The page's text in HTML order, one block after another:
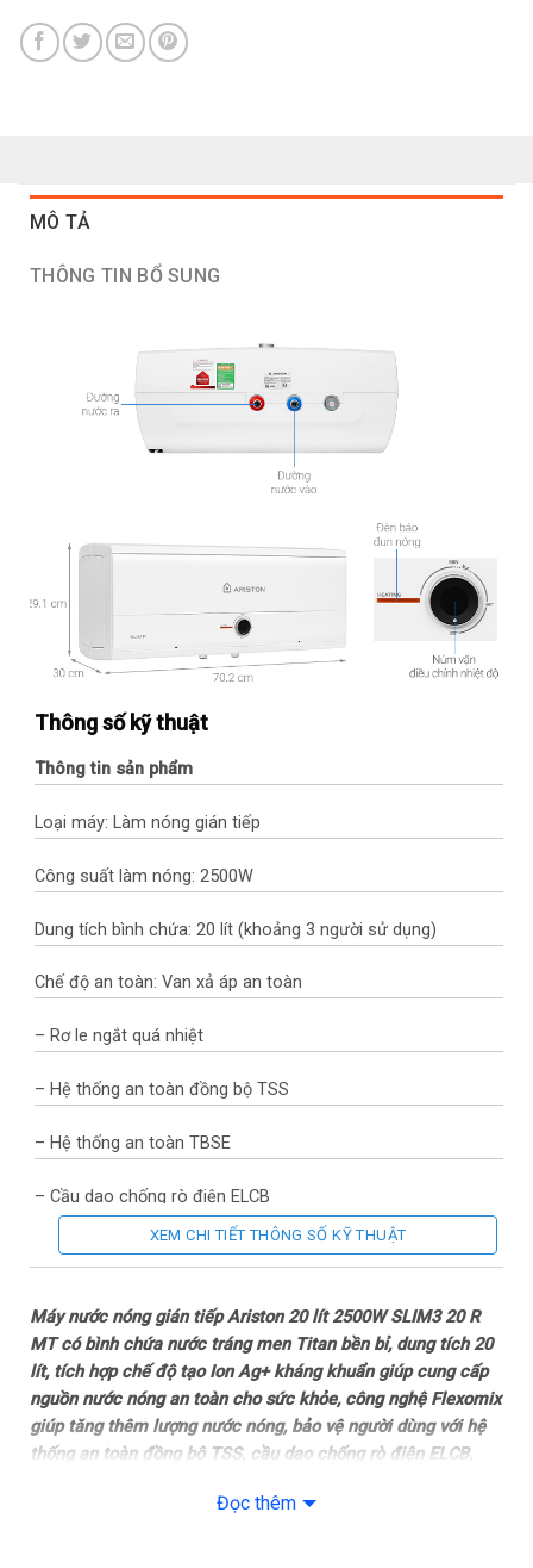
MÔ TẢ
THÔNG TIN BỔ SUNG
Thông số kỹ thuật
Thông tin sản phẩm
Loại máy: Làm nóng gián tiếp
Công suất làm nóng: 2500W
Dung tích bình chứa: 20 lít (khoảng 3 người sử dụng)
Chế độ an toàn: Van xả áp an toàn
– Rơ le ngắt quá nhiệt
– Hệ thống an toàn đồng bộ TSS
– Hệ thống an toàn TBSE
– Cầu dao chống rò điện ELCB
– Vỏ chống thấm nước IP24
Tiện ích: Đèn báo đang đun nóng
– Chức năng khuyến cáo sử dụng nhiệt độ an toàn
– Thanh nhiệt bằng đồng làm nóng nhanh, bền bỉ
– Công nghệ Flexomix tăng lượng nước đầu vào
XEM CHI TIẾT THÔNG SỐ KỸ THUẬT
Máy nước nóng gián tiếp Ariston 20 lít 2500W SLIM3 20 R
MT có bình chứa nước tráng men Titan bền bỉ, dung tích 20
lít, tích hợp chế độ tạo Ion Ag+ kháng khuẩn giúp cung cấp
nguồn nước nóng an toàn cho sức khỏe, công nghệ Flexomix
giúp tăng thêm lượng nước nóng, bảo vệ người dùng với hệ
thống an toàn đồng bộ TSS, cầu dao chống rò điện ELCB,
Đọc thêm